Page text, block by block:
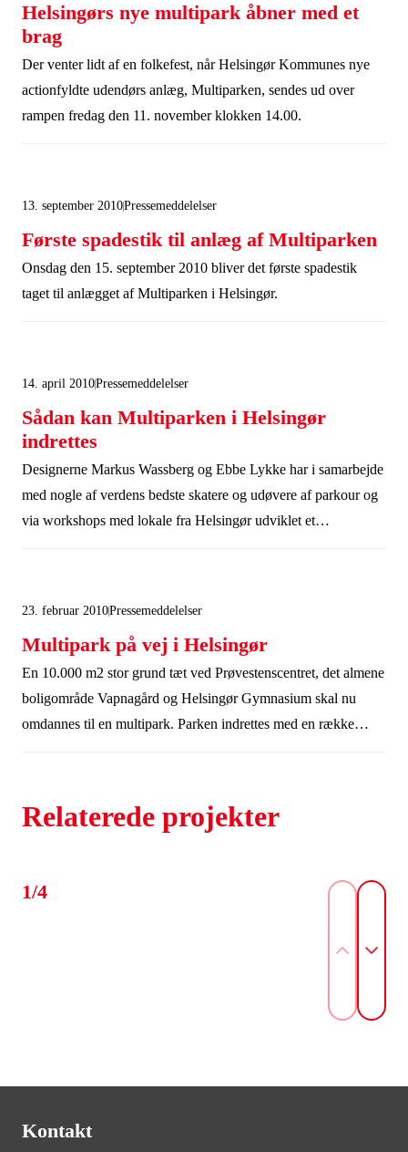
Helsingørs nye multipark åbner med et
brag
Der venter lidt af en folkefest, når Helsingør Kommunes nye
actionfyldte udendørs anlæg, Multiparken, sendes ud over
rampen fredag den 11. november klokken 14.00.
13. september 2010Pressemeddelelser
Første spadestik til anlæg af Multiparken
Onsdag den 15. september 2010 bliver det første spadestik
taget til anlægget af Multiparken i Helsingør.
14. april 2010Pressemeddelelser
Sådan kan Multiparken i Helsingør
indrettes
Designerne Markus Wassberg og Ebbe Lykke har i samarbejde
med nogle af verdens bedste skatere og udøvere af parkour og
via workshops med lokale fra Helsingør udviklet et
23. februar 2010Pressemeddelelser
Multipark på vej i Helsingør
En 10.000 m2 stor grund tæt ved Prøvestenscentret, det almene
boligområde Vapnagård og Helsingør Gymnasium skal nu
omdannes til en multipark. Parken indrettes med en række
beboere i området, som er kendetegnet ved stor kulturel
Relaterede projekter
1/4
Kontakt